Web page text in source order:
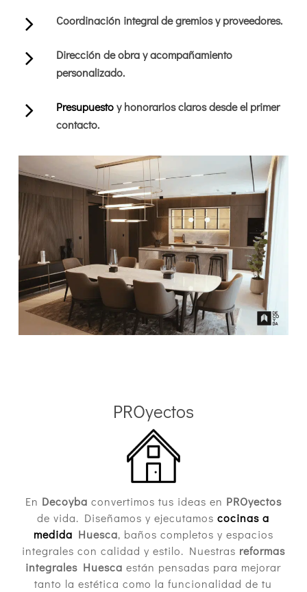
Coordinación integral de gremios y proveedores.
Dirección de obra y acompañamiento
personalizado.
Presupuestoy honorarios claros desde el primer
contacto.
PROyectos
En Decoyba convertimos tus ideas en PROyectos
de vida. Diseñamos y ejecutamoscocinas a
medida Huesca, baños completos y espacios
integrales con calidad y estilo. Nuestras reformas
integrales Huesca están pensadas para mejorar
tanto la estética como la funcionalidad de tu